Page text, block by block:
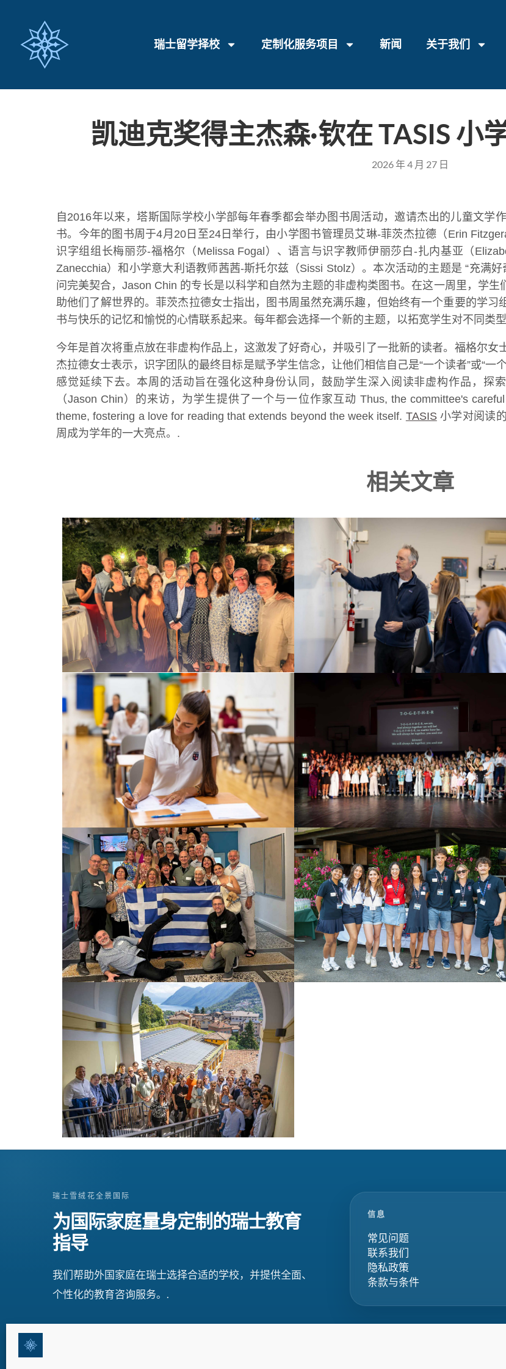
瑞士留学择校 定制化服务项目 新闻 关于我们
凯迪克奖得主杰森·钦在 TASIS 小
2026 年 4 月 27 日
自2016年以来，塔斯国际学校小学部每年春季都会举办图书周活动，邀请杰出的儿童文学
书。今年的图书周于4月20日至24日举行，由小学图书管理员艾琳-菲茨杰拉德（Erin
识字组组长梅丽莎-福格尔（Melissa Fogal）、语言与识字教师伊丽莎白-扎内基亚（
Zanecchia）和小学意大利语教师茜茜-斯托尔兹（Sissi Stolz）。本次活动的主题是 “充满
问完美契合，Jason Chin 的专长是以科学和自然为主题的非虚构类图书。在这一周里，学
助他们了解世界的。菲茨杰拉德女士指出，图书周虽然充满乐趣，但始终有一个重要的学习
书与快乐的记忆和愉悦的心情联系起来。每年都会选择一个新的主题，以拓宽学生对不同类
今年是首次将重点放在非虚构作品上，这激发了好奇心，并吸引了一批新的读者。福格尔
杰拉德女士表示，识字团队的最终目标是赋予学生信念，让他们相信自己是“一个读者”或“一
感觉延续下去。本周的活动旨在强化这种身份认同，鼓励学生深入阅读非虚构作品，探
（Jason Chin）的来访，为学生提供了一个与一位作家互动 Thus, the committee's
theme, fostering a love for reading that extends beyond the week itself. TASIS小学对阅读
周成为学年的一大亮点。.
相关文章
瑞士雪绒花全景国际
为国际家庭量身定制的瑞士教育
指导
我们帮助外国家庭在瑞士选择合适的学校，并提供全面、
个性化的教育咨询服务。.
信息
常见问题
联系我们
隐私政策
条款与条件